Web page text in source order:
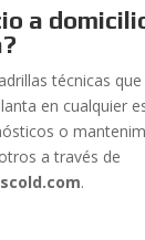
a
técnicas que
en cualquier
o
a través de
.